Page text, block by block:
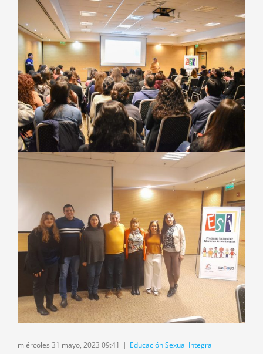
miércoles 31 mayo, 2023 09:41 | Educación Sexual Integral